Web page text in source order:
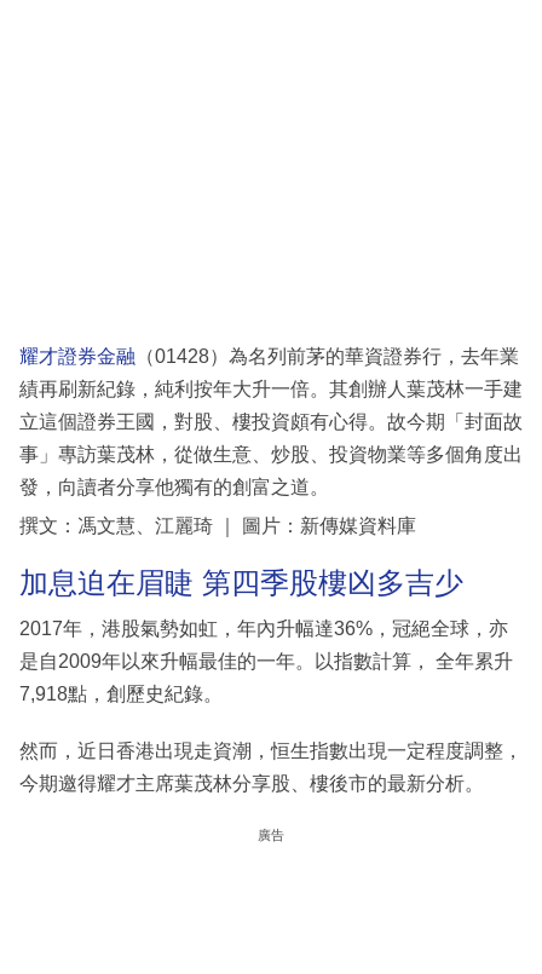
區
耀才證券金融 （01428）為名列前茅的華資證券行，去年業
績再刷新紀錄，純利按年大升一倍。其創辦人葉茂林一手建
立這個證券王國，對股、樓投資頗有心得。故今期「封面故
事」專訪葉茂林，從做生意、炒股、投資物業等多個角度出
發，向讀者分享他獨有的創富之道。
撰文：馮文慧、江麗琦 ｜ 圖片：新傳媒資料庫
加息迫在眉睫 第四季股樓凶多吉少
2017年，港股氣勢如虹，年內升幅達36%，冠絕全球，亦
是自2009年以來升幅最佳的一年。以指數計算， 全年累升
7,918點，創歷史紀錄。
然而，近日香港出現走資潮，恒生指數出現一定程度調整，
今期邀得耀才主席葉茂林分享股、樓後市的最新分析。
廣告